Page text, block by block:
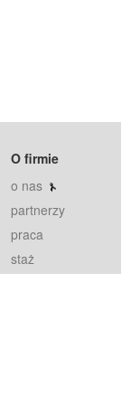
O firmie
o nas
partnerzy
praca
staż